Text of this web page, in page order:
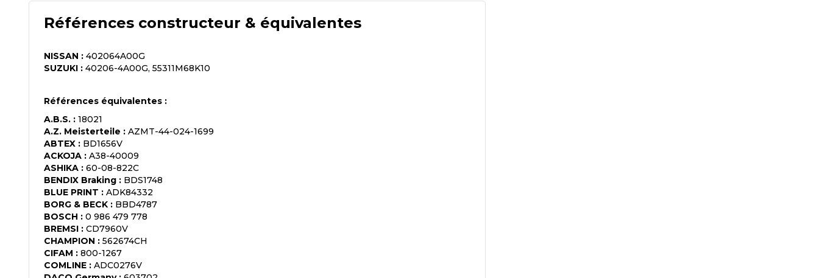
Références constructeur & équivalentes
NISSAN : 402064A00G
SUZUKI : 40206-4A00G, 55311M68K10
Références équivalentes :
A.B.S. : 18021
A.Z. Meisterteile : AZMT-44-024-1699
ABTEX : BD1656V
ACKOJA : A38-40009
ASHIKA : 60-08-822C
BENDIX Braking : BDS1748
BLUE PRINT : ADK84332
BORG & BECK : BBD4787
BOSCH : 0 986 479 778
BREMSI : CD7960V
CHAMPION : 562674CH
CIFAM : 800-1267
COMLINE : ADC0276V